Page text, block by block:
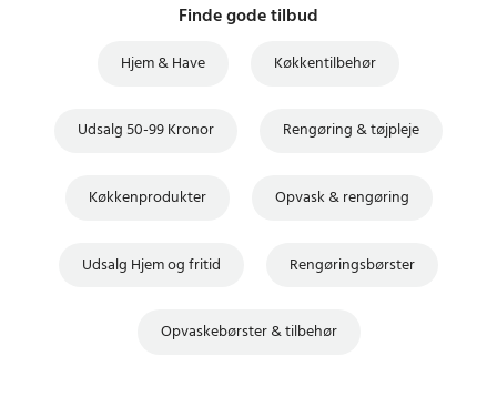
Finde gode tilbud
Hjem & Have Køkkentilbehør
Udsalg 50-99 Kronor Rengøring & tøjpleje
Køkkenprodukter Opvask & rengøring
Udsalg Hjem og fritid Rengøringsbørster
Opvaskebørster & tilbehør